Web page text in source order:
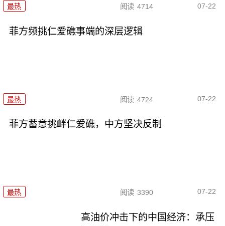
最热 阅读 4714 07-22
菲方频挑仁爱礁事端的深层逻辑
最热 阅读 4724 07-22
菲方蓄意挑衅仁爱礁，中方坚决反制
最热 阅读 3390 07-22
高油价冲击下的中国经济：承压